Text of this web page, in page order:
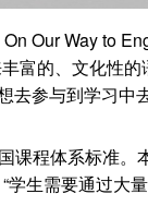
Our Way to
富的、文化性的
参与到学习中去
课程体系标准。
生需要通过大